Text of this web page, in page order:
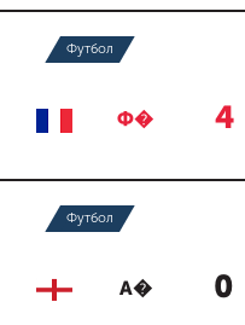
Футбол
Ф� 4
Футбол
А� 0